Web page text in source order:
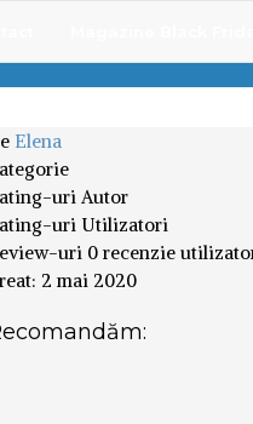
Elena
uri Autor
uri Utilizatori
uri 0 recenzie
2 mai 2020